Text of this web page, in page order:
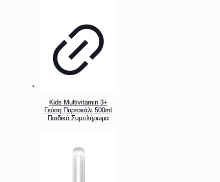
Kids Multivitamin 3+
Γεύση Πορτοκάλι 500ml
Παιδικό Συμπλήρωμα